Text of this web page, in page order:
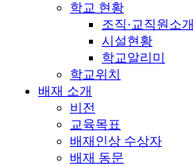
학교 현황
조직·교직원소개
시설현황
학교알리미
학교위치
배재 소개
비전
교육목표
배재인상 수상자
배재 동문